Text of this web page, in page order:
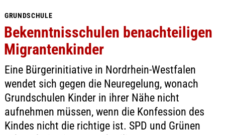
GRUNDSCHULE
Bekenntnisschulen benachteiligen
Migrantenkinder
Eine Bürgerinitiative in Nordrhein-Westfalen
wendet sich gegen die Neuregelung, wonach
Grundschulen Kinder in ihrer Nähe nicht
aufnehmen müssen, wenn die Konfession des
Kindes nicht die richtige ist. SPD und Grünen